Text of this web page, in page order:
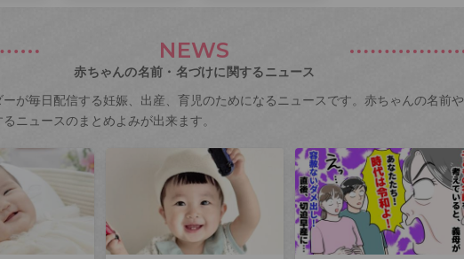
NEWS
赤ちゃんの名前・名づけに関するニュース
が毎日配信する妊娠、出産、育児のためになるニュースです。赤ちゃんの名前や
ニュースのまとめよみが出来ます。